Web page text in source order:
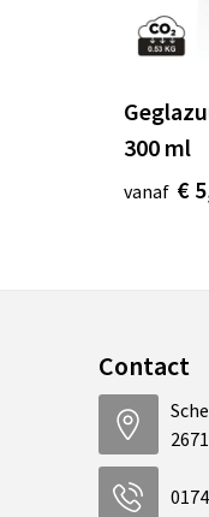
300 ml
vanaf €
Contact